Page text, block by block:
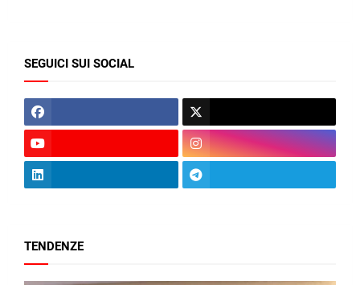
SEGUICI SUI SOCIAL
TENDENZE